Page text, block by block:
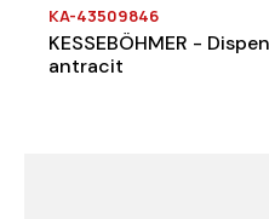
KA-43509846
KESSEBÖHMER -
antracit